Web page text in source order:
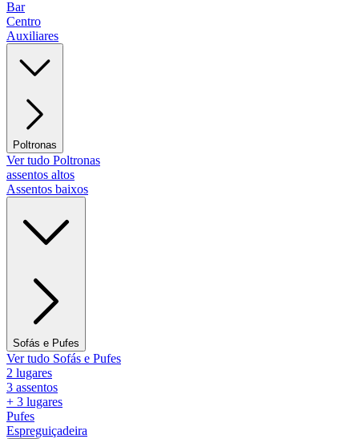
Bar
Centro
Auxiliares
Poltronas
Ver tudo Poltronas
assentos altos
Assentos baixos
Sofás e Pufes
Ver tudo Sofás e Pufes
2 lugares
3 assentos
+ 3 lugares
Pufes
Espreguiçadeira